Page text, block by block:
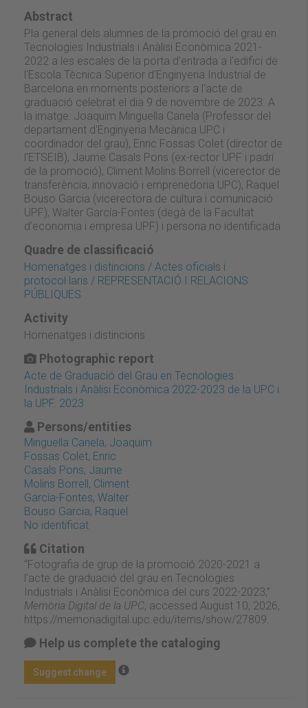
Abstract
Pla general dels alumnes de la promoció del grau en
Tecnologies Industrials i Anàlisi Econòmica 2021-
2022 a les escales de la porta d'entrada a l'edifici de
l'Escola Tècnica Superior d'Enginyeria Industrial de
Barcelona en moments posteriors a l'acte de
graduació celebrat el dia 9 de novembre de 2023. A
la imatge: Joaquim Minguella Canela (Professor del
departament d'Enginyeria Mecànica UPC i
coordinador del grau), Enric Fossas Colet (director de
l'ETSEIB), Jaume Casals Pons (ex-rector UPF i padrí
de la promoció), Climent Molins Borrell (vicerector de
transferència, innovació i emprenedoria UPC), Raquel
Bouso Garcia (vicerectora de cultura i comunicació
UPF), Walter García-Fontes (degà de la Facultat
d’economia i empresa UPF) i persona no identificada
Quadre de classificació
Homenatges i distincions / Actes oficials i
protocol·laris / REPRESENTACIÓ I RELACIONS
PÚBLIQUES
Activity
Homenatges i distincions
Photographic report
Acte de Graduació del Grau en Tecnologies
Industrials i Anàlisi Econòmica 2022-2023 de la UPC i
la UPF. 2023
Persons/entities
Minguella Canela, Joaquim
Fossas Colet, Enric
Casals Pons, Jaume
Molins Borrell, Climent
García-Fontes, Walter
Bouso Garcia, Raquel
No identificat
Citation
“Fotografia de grup de la promoció 2020-2021 a
l'acte de graduació del grau en Tecnologies
Industrials i Anàlisi Econòmica del curs 2022-2023,”
Memòria Digital de la UPC, accessed August 10, 2026,
https://memoriadigital.upc.edu/items/show/27809
Help us complete the cataloging
Suggest change